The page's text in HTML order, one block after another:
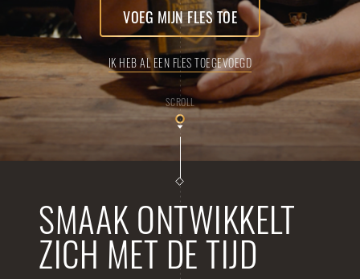
VOEG MIJN FLES TOE
IK HEB AL EEN FLES TOEGEVOEGD
SCROLL
SMAAK ONTWIKKELT
ZICH MET DE TIJD